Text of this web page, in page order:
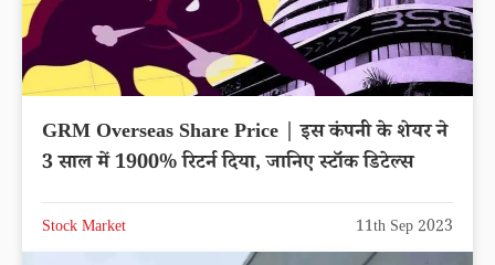
GRM Overseas Share Price | इस कंपनी के शेयर ने
3 साल में 1900% रिटर्न दिया, जानिए स्टॉक डिटेल्स
Stock Market 11th Sep 2023